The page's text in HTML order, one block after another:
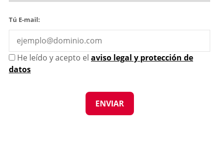
Tú E-mail:
He leído y acepto el aviso legal y protección de
datos